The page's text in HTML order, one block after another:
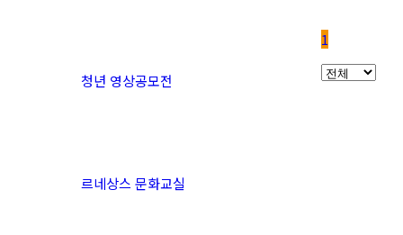
청년 영상공모전
르네상스 문화교실
1